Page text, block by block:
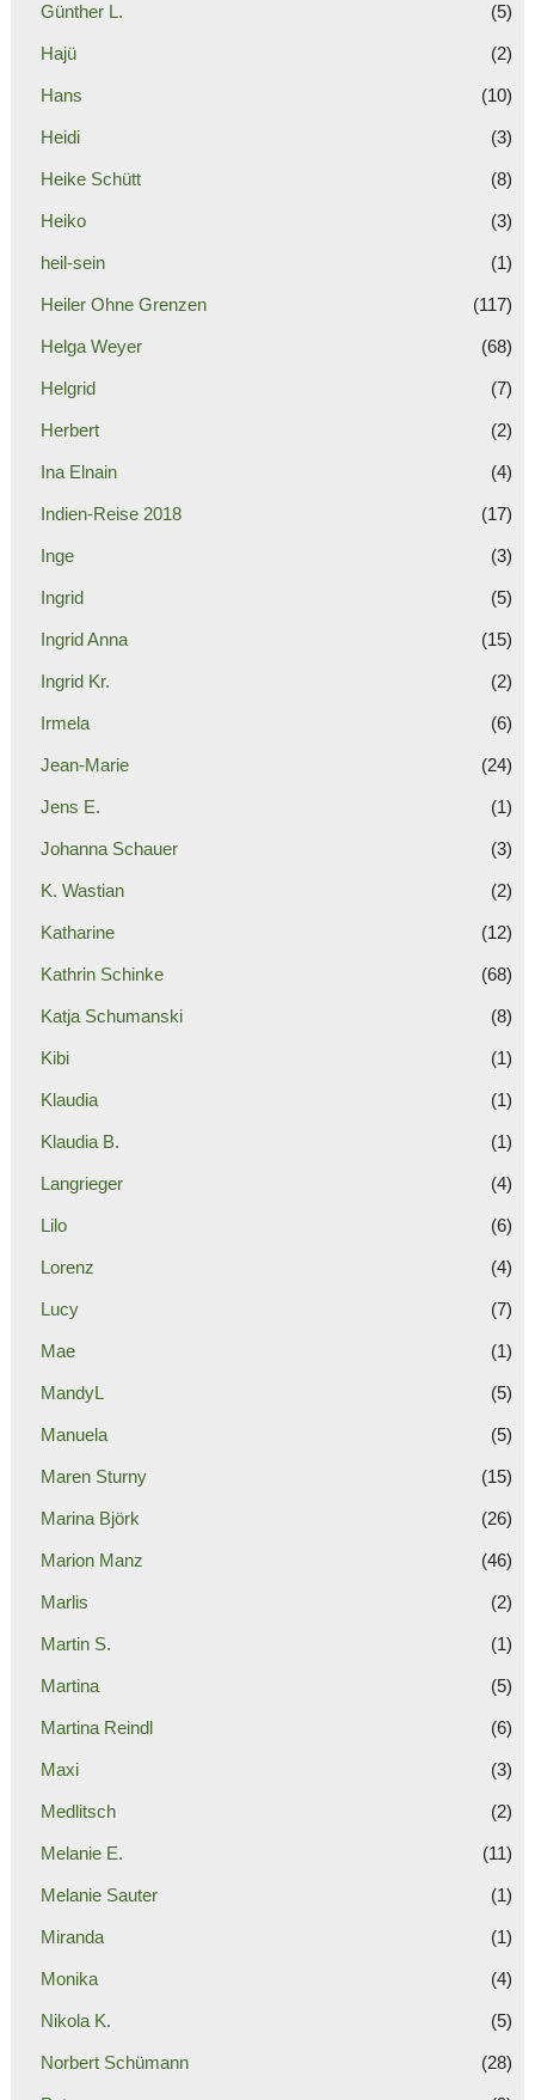
Günther L. (5)
Hajü (2)
Hans (10)
Heidi (3)
Heike Schütt (8)
Heiko (3)
heil-sein (1)
Heiler Ohne Grenzen (117)
Helga Weyer (68)
Helgrid (7)
Herbert (2)
Ina Elnain (4)
Indien-Reise 2018 (17)
Inge (3)
Ingrid (5)
Ingrid Anna (15)
Ingrid Kr. (2)
Irmela (6)
Jean-Marie (24)
Jens E. (1)
Johanna Schauer (3)
K. Wastian (2)
Katharine (12)
Kathrin Schinke (68)
Katja Schumanski (8)
Kibi (1)
Klaudia (1)
Klaudia B. (1)
Langrieger (4)
Lilo (6)
Lorenz (4)
Lucy (7)
Mae (1)
MandyL (5)
Manuela (5)
Maren Sturny (15)
Marina Björk (26)
Marion Manz (46)
Marlis (2)
Martin S. (1)
Martina (5)
Martina Reindl (6)
Maxi (3)
Medlitsch (2)
Melanie E. (11)
Melanie Sauter (1)
Miranda (1)
Monika (4)
Nikola K. (5)
Norbert Schümann (28)